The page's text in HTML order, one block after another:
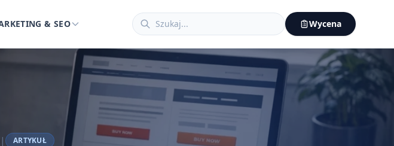
& SEO Wycena
| ARTYKUŁ